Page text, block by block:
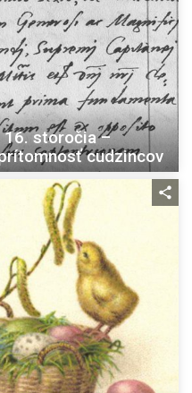
16. storočia –
cudzincov